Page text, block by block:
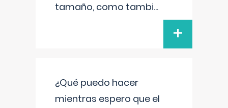
tamaño, como tambi...
+
¿Qué puedo hacer
mientras espero que el